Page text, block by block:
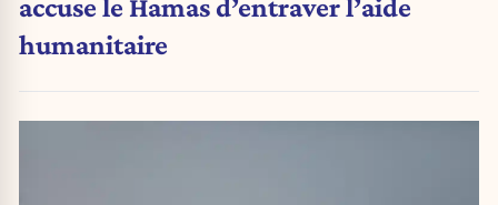
accuse le Hamas d’entraver l’aide
humanitaire